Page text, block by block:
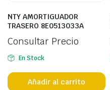
NTY AMORTIGUADOR
TRASERO 8E0513033A
Consultar Precio
En Stock
Añadir al carrito